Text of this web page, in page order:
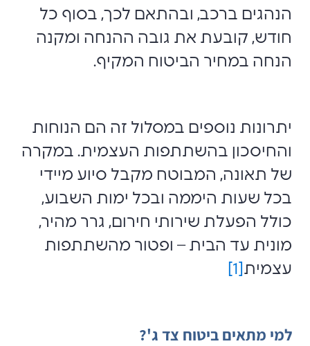
הנהגים ברכב, ובהתאם לכך, בסוף כל
חודש, קובעת את גובה ההנחה ומקנה
הנחה במחיר הביטוח המקיף.
יתרונות נוספים במסלול זה הם הנוחות
והחיסכון בהשתתפות העצמית. במקרה
של תאונה, המבוטח מקבל סיוע מיידי
בכל שעות היממה ובכל ימות השבוע,
כולל הפעלת שירותי חירום, גרר מהיר,
מונית עד הבית – ופטור מהשתתפות
עצמית
למי מתאים ביטוח צד ג'?